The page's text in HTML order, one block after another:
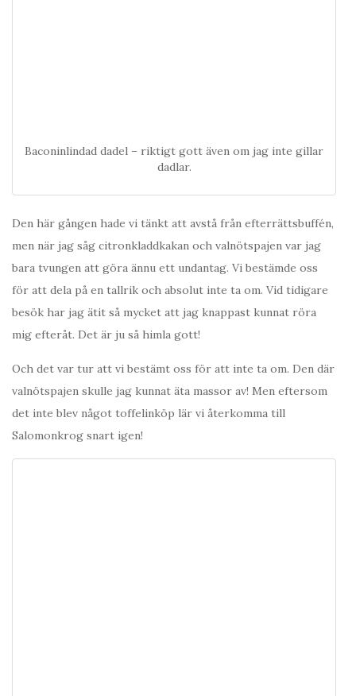
Baconinlindad dadel – riktigt gott även om jag inte gillar
dadlar.
Den här gången hade vi tänkt att avstå från efterrättsbuffén,
men när jag såg citronkladdkakan och valnötspajen var jag
bara tvungen att göra ännu ett undantag. Vi bestämde oss
för att dela på en tallrik och absolut inte ta om. Vid tidigare
besök har jag ätit så mycket att jag knappast kunnat röra
mig efteråt. Det är ju så himla gott!
Och det var tur att vi bestämt oss för att inte ta om. Den där
valnötspajen skulle jag kunnat äta massor av! Men eftersom
det inte blev något toffelinköp lär vi återkomma till
Salomonkrog snart igen!